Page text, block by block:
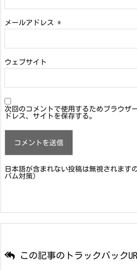
メールアドレス *
ウェブサイト
次回のコメントで使用するためブラウザ
ドレス、サイトを保存する。
日本語が含まれない投稿は無視されます
パム対策）
この記事のトラックバック